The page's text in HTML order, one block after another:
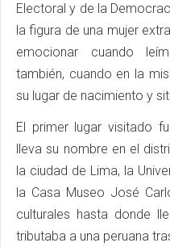
Electoral y de la
la figura de una mujer
emocionar cuando
también, cuando en la
su lugar de nacimiento y
El primer lugar visitado
lleva su nombre en el
la ciudad de Lima, la
la Casa Museo José
culturales hasta donde
tributaba a una peruana